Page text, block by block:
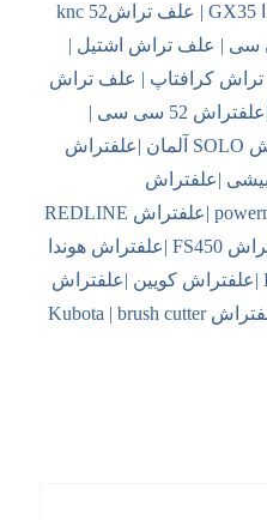
GX35 | علف تراش knc 52
علف تراش 43 سی سی | علف تراش اشتیل |
کرافتاپ | علف تراش
کره |علفتراش 52 سی سی |
SOLO آلمان |علفتراش
|علفتراش
|علفتراش REDLINE
FS450 |علفتراش هوندا
|علفتراش کویین |علفتراش
Kubota |brush cutter